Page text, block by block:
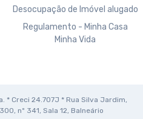
Desocupação de Imóvel alugado
Regulamento - Minha Casa
Minha Vida
* Creci 24.707J * Rua Silva Jardim,
nº 341, Sala 12, Balneário